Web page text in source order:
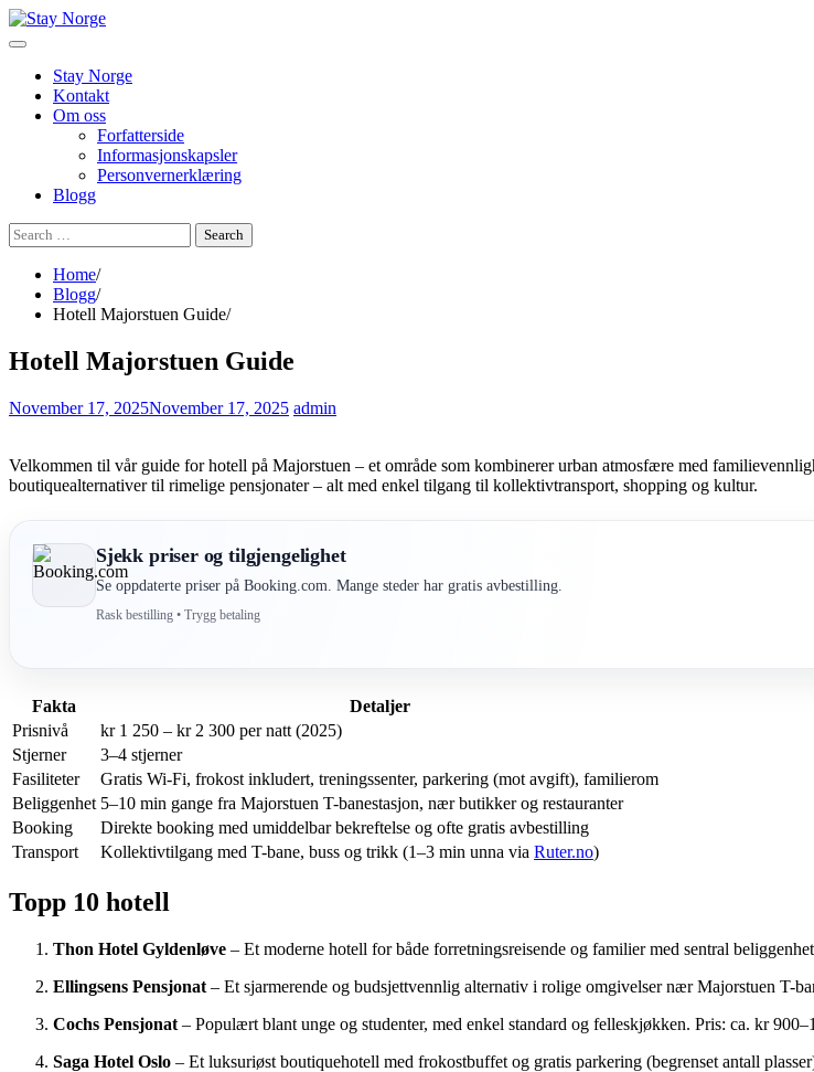
Skip
to
Stay Norge
Kontakt
Om oss
Forfatterside
Informasjonskapsler
Personvernerklæring
Blogg
Search
for:
Home
Blogg
Hotell Majorstuen Guide
Hotell Majorstuen Guide
November 17, 2025November 17, 2025 admin
Velkommen til vår guide for hotell på Majorstuen – et område som kombinerer urban atmosfære med
boutiquealternativer til rimelige pensjonater – alt med enkel tilgang til kollektivtransport, shopping og kultur.
Sjekk priser og tilgjengelighet
Se oppdaterte priser på Booking.com. Mange steder har gratis avbestilling.
Rask bestilling • Trygg betaling
Fakta
Detaljer
Prisnivå
kr 1 250 – kr 2 300 per natt (2025)
Stjerner
3–4 stjerner
Fasiliteter
Gratis Wi-Fi, frokost inkludert, treningssenter, parkering (mot avgift), familierom
Beliggenhet 5–10 min gange fra Majorstuen T-banestasjon, nær butikker og restauranter
Booking
Direkte booking med umiddelbar bekreftelse og ofte gratis avbestilling
Transport
Kollektivtilgang med T-bane, buss og trikk (1–3 min unna via Ruter.no)
Topp 10 hotell
Thon Hotel Gyldenløve – Et moderne hotell for både forretningsreisende og familier med sentral
Ellingsens Pensjonat – Et sjarmerende og budsjettvennlig alternativ i rolige omgivelser nær Majorstuen T-
Cochs Pensjonat – Populært blant unge og studenter, med enkel standard og felleskjøkken. Pris: ca. kr
Saga Hotel Oslo – Et luksuriøst boutiquehotell med frokostbuffet og gratis parkering (begrenset antall